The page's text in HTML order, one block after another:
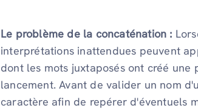
Le problème de la concaténation :
interprétations inattendues peuvent
dont les mots juxtaposés ont créé
lancement. Avant de valider un nom
caractère afin de repérer d'éventuels